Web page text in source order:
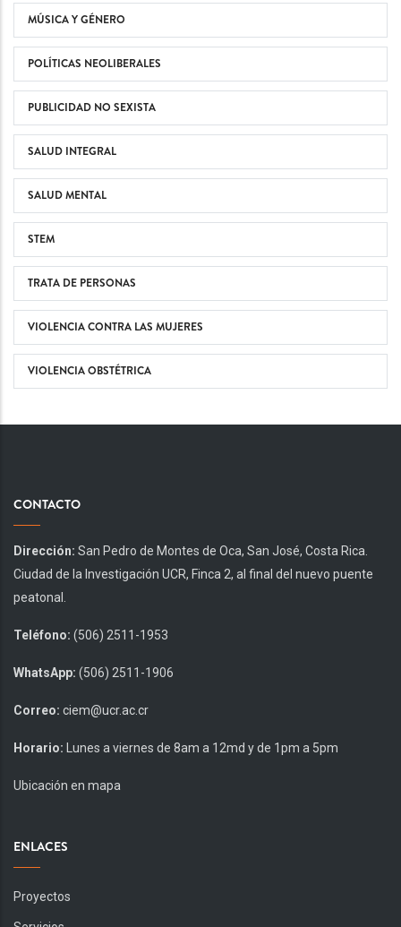
MÚSICA Y GÉNERO
POLÍTICAS NEOLIBERALES
PUBLICIDAD NO SEXISTA
SALUD INTEGRAL
SALUD MENTAL
STEM
TRATA DE PERSONAS
VIOLENCIA CONTRA LAS MUJERES
VIOLENCIA OBSTÉTRICA
CONTACTO
Dirección: San Pedro de Montes de Oca, San José, Costa Rica.
Ciudad de la Investigación UCR, Finca 2, al final del nuevo puente
peatonal.
Teléfono: (506) 2511-1953
WhatsApp: (506) 2511-1906
Correo: ciem@ucr.ac.cr
Horario: Lunes a viernes de 8am a 12md y de 1pm a 5pm
Ubicación en mapa
ENLACES
Proyectos